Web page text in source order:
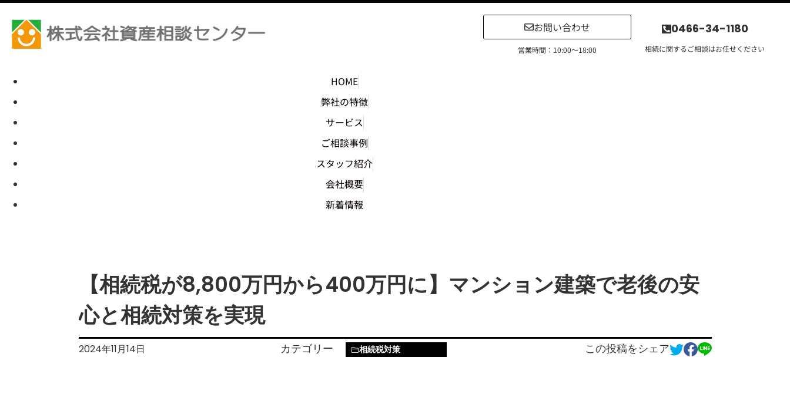
お問い合わせ
営業時間：10:00〜18:00
0466-34-1180
相続に関するご相談はお任せください
HOME
弊社の特徴
サービス
ご相談事例
スタッフ紹介
会社概要
新着情報
【相続税が8,800万円から400万円に】マンション建築で老後の安
心と相続対策を実現
2024年11月14日 カテゴリー 相続税対策 この投稿をシェア